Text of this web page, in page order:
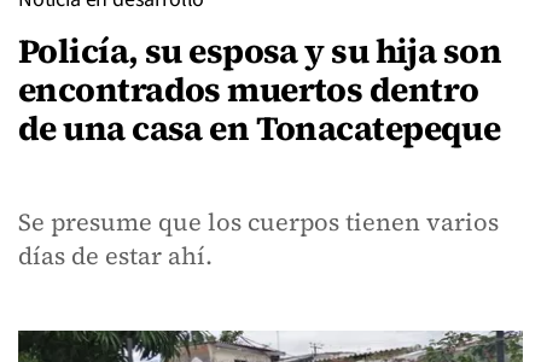
Policía, su esposa y su hija son
encontrados muertos dentro
de una casa en Tonacatepeque
Se presume que los cuerpos tienen varios
días de estar ahí.